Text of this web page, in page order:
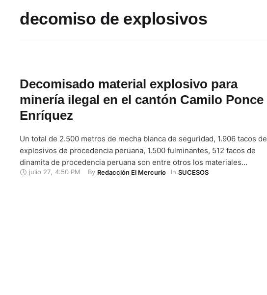
decomiso de explosivos
Decomisado material explosivo para
minería ilegal en el cantón Camilo Ponce
Enríquez
Un total de 2.500 metros de mecha blanca de seguridad, 1.906 tacos de
explosivos de procedencia peruana, 1.500 fulminantes, 512 tacos de
dinamita de procedencia peruana son entre otros los materiales
explosivos que eran utilizados para actividades de minería ilegal en el
julio 27 4:50 PM By Redacción El Mercurio In SUCESOS